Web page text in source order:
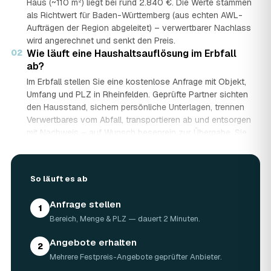
Haus (~110 m²) liegt bei rund 2.840 €. Die Werte stammen
als Richtwert für Baden-Württemberg (aus echten AWL-
Aufträgen der Region abgeleitet) – verwertbarer Nachlass
wird angerechnet und senkt den Preis.
02 Wie läuft eine Haushaltsauflösung im Erbfall
ab?
Im Erbfall stellen Sie eine kostenlose Anfrage mit Objekt,
Umfang und PLZ in Rheinfelden. Geprüfte Partner sichten
den Hausstand, sichern persönliche Unterlagen, trennen
Verwertbares vom Abfall, transportieren ab und entsorgen
mit Nachweis – auf Wunsch besenrein zur Übergabe. Sie
Ruhe, gerade wenn mehrere Erben beteiligt sind.
angerechnet?
Ja. Antiquitäten, Möbel, Schmuck und ganze Sammlungen
aus dem Nachlass werden fachkundig begutachtet und
auf den Preis angerechnet. Bei wertvollem Hausstand
kann die Haushaltsauflösung in Rheinfelden dadurch
nahezu kostenneutral werden – in Einzelfällen bis hin zu
Nullkosten.
So läuft es ab
1 Anfrage stellen
Bereich, Menge & PLZ — dauert 2 Minuten.
2 Angebote erhalten
Mehrere Festpreis-Angebote geprüfter Anbieter.